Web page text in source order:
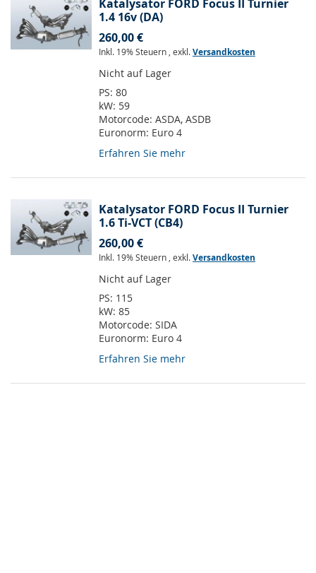
Katalysator FORD Focus II Turnier
1.4 16v (DA)
260,00 €
Inkl. 19% Steuern , exkl.Versandkosten
Nicht auf Lager
PS: 80
kW: 59
Motorcode: ASDA, ASDB
Euronorm: Euro 4
Erfahren Sie mehr
Katalysator FORD Focus II Turnier
1.6 Ti-VCT (CB4)
260,00 €
Inkl. 19% Steuern , exkl.Versandkosten
Nicht auf Lager
PS: 115
kW: 85
Motorcode: SIDA
Euronorm: Euro 4
Erfahren Sie mehr